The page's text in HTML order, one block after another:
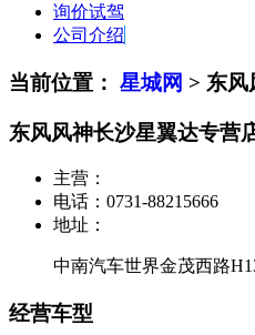
询价试驾
公司介绍
当前位置： 星城网 > 东风
东风风神长沙星翼达专营
主营：
电话： 0731-88215666
地址：
中南汽车世界金茂西路
经营车型